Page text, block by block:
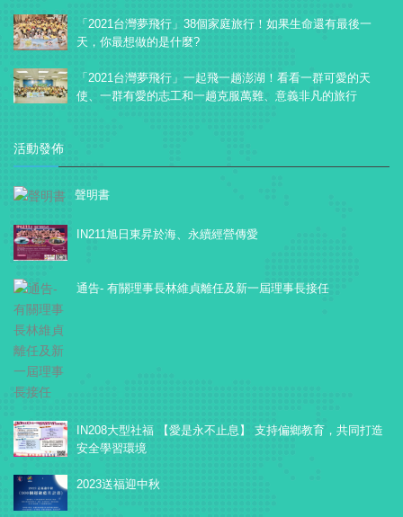
「2021台灣夢飛行」38個家庭旅行！如果生命還有最後一
天，你最想做的是什麼?
「2021台灣夢飛行」一起飛一趟澎湖！看看一群可愛的天
使、一群有愛的志工和一趟克服萬難、意義非凡的旅行
活動發佈
聲明書
IN211旭日東昇於海、永續經營傳愛
通告- 有關理事長林維貞離任及新一屆理事長接任
IN208大型社福 【愛是永不止息】 支持偏鄉教育，共同打造
安全學習環境
2023送福迎中秋